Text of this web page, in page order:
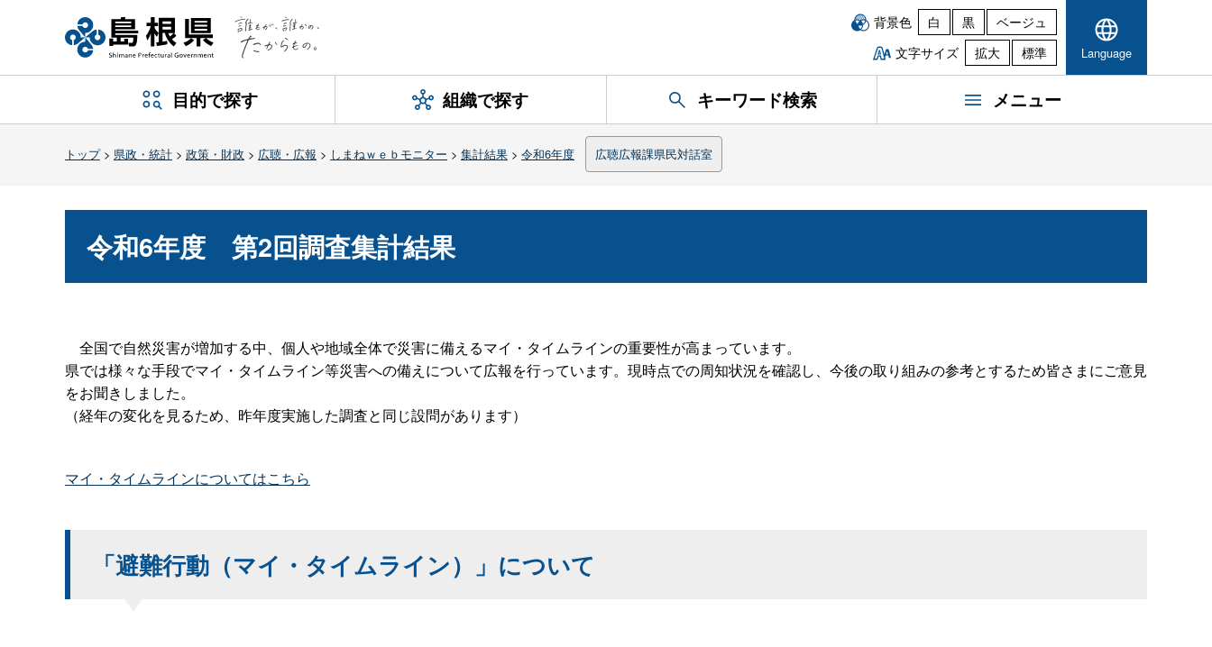
背景色 白 黒
ベージュ
文字サイズ
拡大 標準 Language
目的で探す 組織で探す キーワード検索 メニュー
トップ> 県政・統計 > 政策・財政 > 広聴・広報 > しまねｗｅｂモニター > 集計結果 > 令和6年度 広聴広報課県民対話室
令和6年度 第2回調査集計結果
全国で自然災害が増加する中、個人や地域全体で災害に備えるマイ・タイムラインの重要性が高まっています。
県では様々な手段でマイ・タイムライン等災害への備えについて広報を行っています。現時点での周知状況を確認し、今後の取り組みの参考とするため皆さまにご意見
をお聞きしました。
（経年の変化を見るため、昨年度実施した調査と同じ設問があります）
マイ・タイムラインについてはこちら
「避難行動（マイ・タイムライン）」について